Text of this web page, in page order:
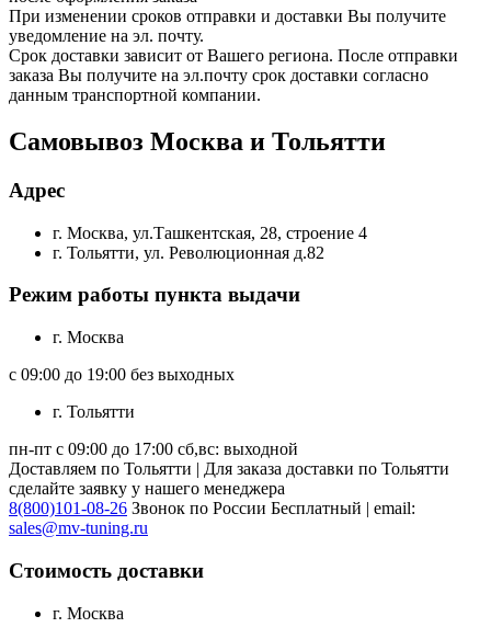
При изменении сроков отправки и доставки Вы получите
уведомление на эл. почту.
Срок доставки зависит от Вашего региона. После отправки
заказа Вы получите на эл.почту срок доставки согласно
данным транспортной компании.
Самовывоз Москва и Тольятти
Адрес
г. Москва, ул.Ташкентская, 28, строение 4
г. Тольятти, ул. Революционная д.82
Режим работы пункта выдачи
г. Москва
с 09:00 до 19:00 без выходных
г. Тольятти
пн-пт с 09:00 до 17:00 сб,вс: выходной
Доставляем по Тольятти | Для заказа доставки по Тольятти
сделайте заявку у нашего менеджера
8(800)101-08-26 Звонок по России Бесплатный | email:
sales@mv-tuning.ru
Стоимость доставки
г. Москва